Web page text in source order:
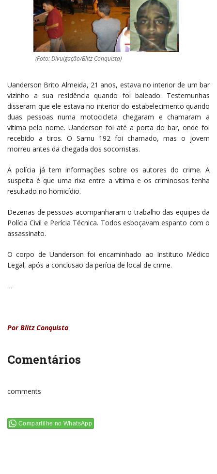
(Foto: Divulgação/Blitz Conquista)
Uanderson Brito Almeida, 21 anos, estava no interior de um bar
vizinho a sua residência quando foi baleado. Testemunhas
disseram que ele estava no interior do estabelecimento quando
duas pessoas numa motocicleta chegaram e chamaram a
vítima pelo nome. Uanderson foi até a porta do bar, onde foi
recebido a tiros. O Samu 192 foi chamado, mas o jovem
morreu antes da chegada dos socorristas.
A polícia já tem informações sobre os autores do crime. A
suspeita é que uma rixa entre a vítima e os criminosos tenha
resultado no homicídio.
Dezenas de pessoas acompanharam o trabalho das equipes da
Polícia Civil e Perícia Técnica. Todos esboçavam espanto com o
assassinato.
O corpo de Uanderson foi encaminhado ao Instituto Médico
Legal, após a conclusão da perícia de local de crime.
…
Por Blitz Conquista
Comentários
comments
Compartilhe no WhatsApp